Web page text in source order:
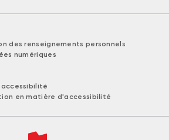
des renseignements personnels
numériques
en matière d'accessibilité